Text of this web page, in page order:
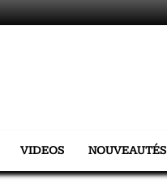
VIDEOS NOUVEAUTÉS